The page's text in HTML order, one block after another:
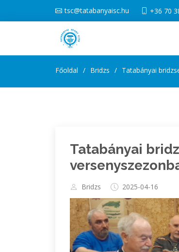
tsc@tatabanyaisc.hu +36 70
Főoldal Bridzs Tatabányai
Tatabányai
Bridzs 2025-04-16